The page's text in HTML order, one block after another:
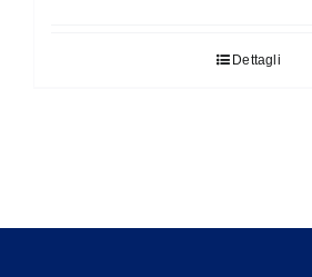
Dettagli